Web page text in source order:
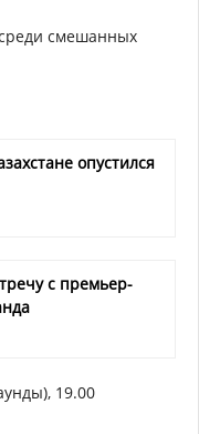
смешанных
опустился
с премьер-
19.00